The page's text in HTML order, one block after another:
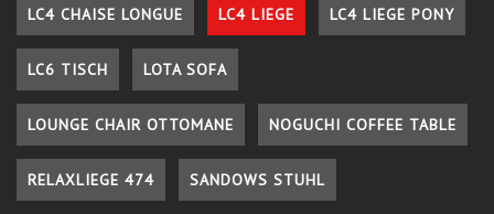
LC4 CHAISE LONGUE LC4 LIEGE LC4 LIEGE PONY
LC6 TISCH LOTA SOFA
LOUNGE CHAIR OTTOMANE NOGUCHI COFFEE TABLE
RELAXLIEGE 474 SANDOWS STUHL